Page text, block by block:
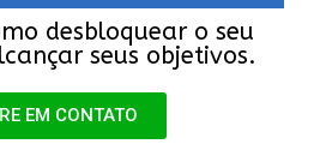
desbloquear o seu
seus objetivos.
EM CONTATO